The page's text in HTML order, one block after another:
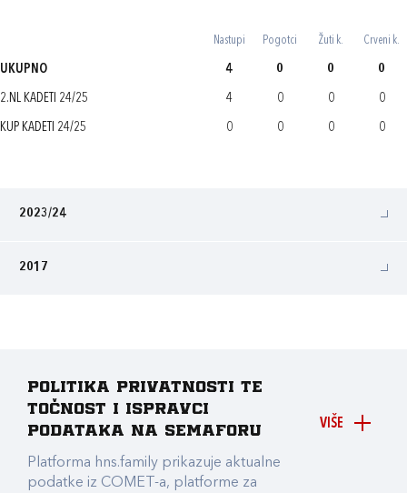
Nastupi Pogotci Žuti k. Crveni k.
UKUPNO 4 0 0 0
2.NL KADETI 24/25 4 0 0 0
KUP KADETI 24/25 0 0 0 0
2023/24
2017
VIŠE
Politika privatnosti te
točnost i ispravci
podataka na Semaforu
Platforma hns.family prikazuje aktualne
podatke iz COMET-a, platforme za